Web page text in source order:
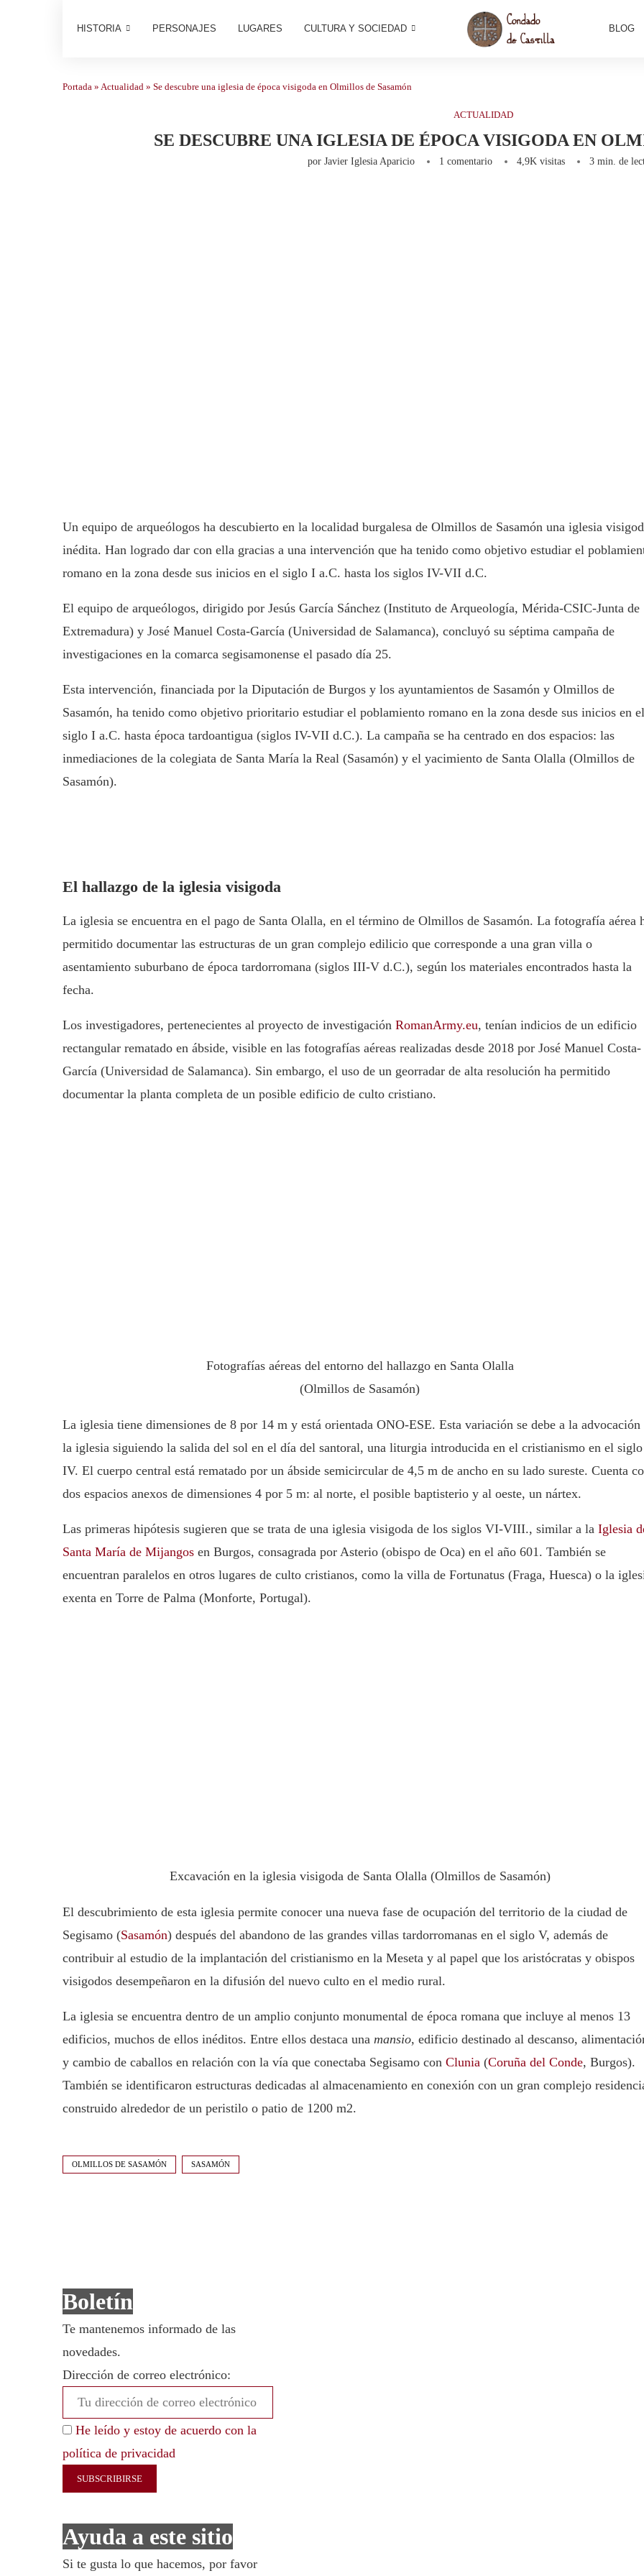
HISTORIA PERSONAJES LUGARES CULTURA Y SOCIEDAD BLOG
Portada » Actualidad » Se descubre una iglesia de época visigoda en Olmillos de Sasamón
ACTUALIDAD
SE DESCUBRE UNA IGLESIA DE ÉPOCA VISIGODA EN
por Javier Iglesia Aparicio 1 comentario 4,9K visitas 3 min. de
Un equipo de arqueólogos ha descubierto en la localidad burgalesa de Olmillos de Sasamón una iglesia
inédita. Han logrado dar con ella gracias a una intervención que ha tenido como objetivo estudiar el
romano en la zona desde sus inicios en el siglo I a.C. hasta los siglos IV-VII d.C.
El equipo de arqueólogos, dirigido por Jesús García Sánchez (Instituto de Arqueología, Mérida-CSIC-Junta de
Extremadura) y José Manuel Costa-García (Universidad de Salamanca), concluyó su séptima campaña de
investigaciones en la comarca segisamonense el pasado día 25.
Esta intervención, financiada por la Diputación de Burgos y los ayuntamientos de Sasamón y Olmillos de
Sasamón, ha tenido como objetivo prioritario estudiar el poblamiento romano en la zona desde sus inicios en el
siglo I a.C. hasta época tardoantigua (siglos IV-VII d.C.). La campaña se ha centrado en dos espacios: las
inmediaciones de la colegiata de Santa María la Real (Sasamón) y el yacimiento de Santa Olalla (Olmillos de
Sasamón).
El hallazgo de la iglesia visigoda
La iglesia se encuentra en el pago de Santa Olalla, en el término de Olmillos de Sasamón. La fotografía aérea
permitido documentar las estructuras de un gran complejo edilicio que corresponde a una gran villa o
asentamiento suburbano de época tardorromana (siglos III-V d.C.), según los materiales encontrados hasta la
fecha.
Los investigadores, pertenecientes al proyecto de investigación RomanArmy.eu, tenían indicios de un edificio
rectangular rematado en ábside, visible en las fotografías aéreas realizadas desde 2018 por José Manuel Costa-
García (Universidad de Salamanca). Sin embargo, el uso de un georradar de alta resolución ha permitido
documentar la planta completa de un posible edificio de culto cristiano.
Fotografías aéreas del entorno del hallazgo en Santa Olalla
(Olmillos de Sasamón)
La iglesia tiene dimensiones de 8 por 14 m y está orientada ONO-ESE. Esta variación se debe a la advocación
la iglesia siguiendo la salida del sol en el día del santoral, una liturgia introducida en el cristianismo en el siglo
IV. El cuerpo central está rematado por un ábside semicircular de 4,5 m de ancho en su lado sureste. Cuenta
dos espacios anexos de dimensiones 4 por 5 m: al norte, el posible baptisterio y al oeste, un nártex.
Las primeras hipótesis sugieren que se trata de una iglesia visigoda de los siglos VI-VIII., similar a la Iglesia
Santa María de Mijangos en Burgos, consagrada por Asterio (obispo de Oca) en el año 601. También se
encuentran paralelos en otros lugares de culto cristianos, como la villa de Fortunatus (Fraga, Huesca) o la
exenta en Torre de Palma (Monforte, Portugal).
Excavación en la iglesia visigoda de Santa Olalla (Olmillos de Sasamón)
El descubrimiento de esta iglesia permite conocer una nueva fase de ocupación del territorio de la ciudad de
Segisamo (Sasamón) después del abandono de las grandes villas tardorromanas en el siglo V, además de
contribuir al estudio de la implantación del cristianismo en la Meseta y al papel que los aristócratas y obispos
visigodos desempeñaron en la difusión del nuevo culto en el medio rural.
La iglesia se encuentra dentro de un amplio conjunto monumental de época romana que incluye al menos 13
edificios, muchos de ellos inéditos. Entre ellos destaca una mansio, edificio destinado al descanso,
y cambio de caballos en relación con la vía que conectaba Segisamo con Clunia (Coruña del Conde, Burgos).
También se identificaron estructuras dedicadas al almacenamiento en conexión con un gran complejo
construido alrededor de un peristilo o patio de 1200 m2.
OLMILLOS DE SASAMÓN SASAMÓN
Boletín
Te mantenemos informado de las
novedades.
Dirección de correo electrónico:
He leído y estoy de acuerdo con la
política de privacidad
Ayuda a este sitio
Si te gusta lo que hacemos, por favor